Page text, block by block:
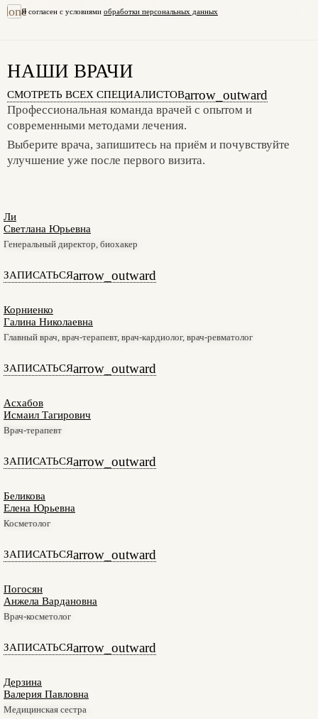
doneЯ согласен с условиями обработки персональных данных
НАШИ ВРАЧИ
СМОТРЕТЬ ВСЕХ СПЕЦИАЛИСТОВarrow_outward
Профессиональная команда врачей с опытом и
современными методами лечения.
Выберите врача, запишитесь на приём и почувствуйте
улучшение уже после первого визита.
Ли
Светлана Юрьевна
Генеральный директор, биохакер
ЗАПИСАТЬСЯarrow_outward
Корниенко
Галина Николаевна
Главный врач, врач-терапевт, врач-кардиолог, врач-ревматолог
ЗАПИСАТЬСЯarrow_outward
Асхабов
Исмаил Тагирович
Врач-терапевт
ЗАПИСАТЬСЯarrow_outward
Беликова
Елена Юрьевна
Косметолог
ЗАПИСАТЬСЯarrow_outward
Погосян
Анжела Вардановна
Врач-косметолог
ЗАПИСАТЬСЯarrow_outward
Дерзина
Валерия Павловна
Медицинская сестра